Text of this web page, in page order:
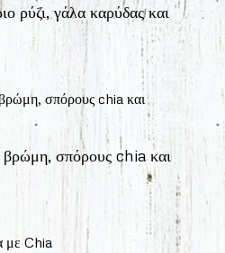
ρύζι, γάλα καρύδας και
σπόρους chia και